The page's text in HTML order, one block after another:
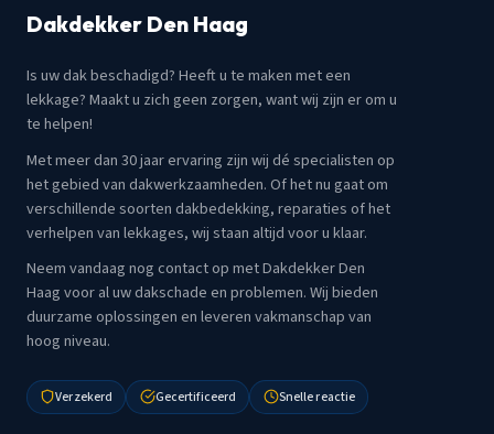
Dakdekker Den Haag
Is uw dak beschadigd? Heeft u te maken met een
lekkage? Maakt u zich geen zorgen, want wij zijn er om u
te helpen!
Met meer dan 30 jaar ervaring zijn wij dé specialisten op
het gebied van dakwerkzaamheden. Of het nu gaat om
verschillende soorten dakbedekking, reparaties of het
verhelpen van lekkages, wij staan altijd voor u klaar.
Neem vandaag nog contact op met Dakdekker Den
Haag voor al uw dakschade en problemen. Wij bieden
duurzame oplossingen en leveren vakmanschap van
hoog niveau.
Verzekerd Gecertificeerd Snelle reactie